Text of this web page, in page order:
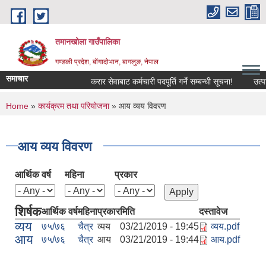
Skip to main content
तमानखोला गाउँपालिका
गण्डकी प्रदेश, बोंगादोभान, बागलुङ, नेपाल
समाचार करार सेवाबाट कर्मचारी पदपूर्ति गर्ने सम्बन्धी सूचना!
You are here
Home » कार्यक्रम तथा परियोजना» आय व्यय विवरण
आय व्यय विवरण
आर्थिक वर्ष महिना प्रकार
शिर्षकआर्थिक वर्षमहिनाप्रकारमिति दस्तावेज
व्यय ७५/७६ चैत्र व्यय 03/21/2019 - 19:45 व्यय.pdf
आय ७५/७६ चैत्र आय 03/21/2019 - 19:44 आय.pdf